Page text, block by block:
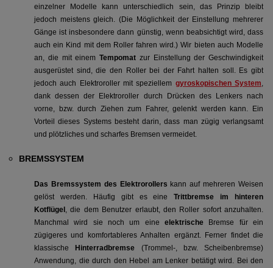
einzelner Modelle kann unterschiedlich sein, das Prinzip bleibt
jedoch meistens gleich. (Die Möglichkeit der Einstellung mehrerer
Gänge ist insbesondere dann günstig, wenn beabsichtigt wird, dass
auch ein Kind mit dem Roller fahren wird.) Wir bieten auch Modelle
an, die mit einem Tempomat zur Einstellung der Geschwindigkeit
ausgerüstet sind, die den Roller bei der Fahrt halten soll. Es gibt
jedoch auch Elektroroller mit speziellem gyroskopischen System,
dank dessen der Elektroroller durch Drücken des Lenkers nach
vorne, bzw. durch Ziehen zum Fahrer, gelenkt werden kann. Ein
Vorteil dieses Systems besteht darin, dass man zügig verlangsamt
und plötzliches und scharfes Bremsen vermeidet.
BREMSSYSTEM
Das Bremssystem des Elektrorollers kann auf mehreren Weisen
gelöst werden. Häufig gibt es eineTrittbremse im hinteren
Kotflügel , die dem Benutzer erlaubt, den Roller sofort anzuhalten.
Manchmal wird sie noch um eine elektrische Bremse für ein
zügigeres und komfortableres Anhalten ergänzt. Ferner findet die
klassische
Hinterradbremse (Trommel-, bzw. Scheibenbremse)
Anwendung, die durch den Hebel am Lenker betätigt wird. Bei den